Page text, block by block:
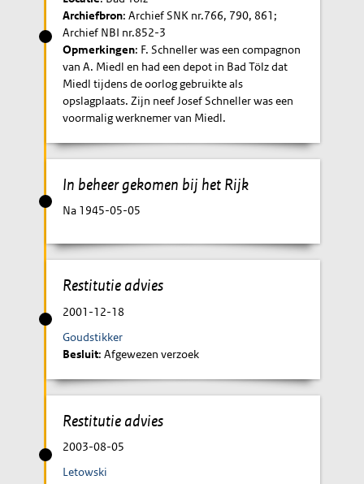
Archiefbron: Archief SNK nr.766, 790, 861;
Archief NBI nr.852-3
Opmerkingen: F. Schneller was een compagnon
van A. Miedl en had een depot in Bad Tölz dat
Miedl tijdens de oorlog gebruikte als
opslagplaats. Zijn neef Josef Schneller was een
voormalig werknemer van Miedl.
In beheer gekomen bij het Rijk
Na 1945-05-05
Restitutie advies
2001-12-18
Goudstikker
Besluit: Afgewezen verzoek
Restitutie advies
2003-08-05
Letowski